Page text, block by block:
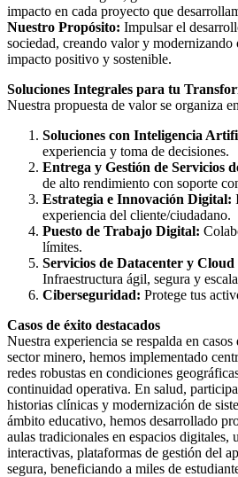
impacto en cada proyecto que
Nuestro Propósito: Impulsar el
sociedad, creando valor y modernizando
impacto positivo y sostenible.
Soluciones Integrales para tu
Nuestra propuesta de valor se organiza
Soluciones con Inteligencia
experiencia y toma de decisiones.
Entrega y Gestión de Servicios
de alto rendimiento con soporte
Estrategia e Innovación Digital:
experiencia del cliente/ciudadano.
Puesto de Trabajo Digital:
límites.
Servicios de Datacenter y
Infraestructura ágil, segura y
Ciberseguridad: Protege tus
Casos de éxito destacados
Nuestra experiencia se respalda en
sector minero, hemos implementado
redes robustas en condiciones
continuidad operativa. En salud,
historias clínicas y modernización de
ámbito educativo, hemos desarrollado
aulas tradicionales en espacios digitales,
interactivas, plataformas de gestión del
segura, beneficiando a miles de